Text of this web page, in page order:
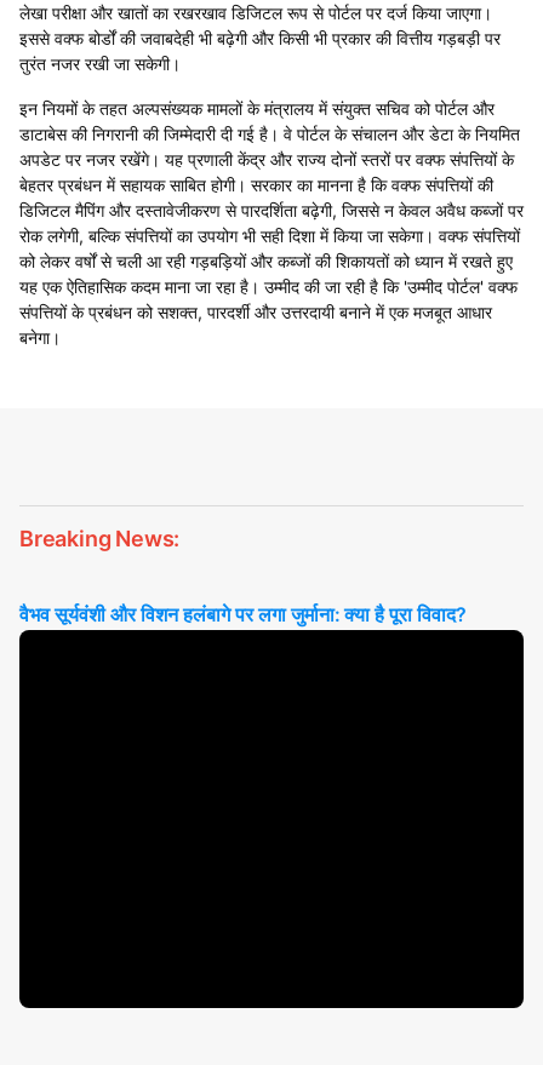
लेखा परीक्षा और खातों का रखरखाव डिजिटल रूप से पोर्टल पर दर्ज किया जाएगा।
इससे वक्फ बोर्डों की जवाबदेही भी बढ़ेगी और किसी भी प्रकार की वित्तीय गड़बड़ी पर
तुरंत नजर रखी जा सकेगी।
इन नियमों के तहत अल्पसंख्यक मामलों के मंत्रालय में संयुक्त सचिव को पोर्टल और
डाटाबेस की निगरानी की जिम्मेदारी दी गई है। वे पोर्टल के संचालन और डेटा के नियमित
अपडेट पर नजर रखेंगे। यह प्रणाली केंद्र और राज्य दोनों स्तरों पर वक्फ संपत्तियों के
बेहतर प्रबंधन में सहायक साबित होगी। सरकार का मानना है कि वक्फ संपत्तियों की
डिजिटल मैपिंग और दस्तावेजीकरण से पारदर्शिता बढ़ेगी, जिससे न केवल अवैध कब्जों पर
रोक लगेगी, बल्कि संपत्तियों का उपयोग भी सही दिशा में किया जा सकेगा। वक्फ संपत्तियों
को लेकर वर्षों से चली आ रही गड़बड़ियों और कब्जों की शिकायतों को ध्यान में रखते हुए
यह एक ऐतिहासिक कदम माना जा रहा है। उम्मीद की जा रही है कि 'उम्मीद पोर्टल' वक्फ
संपत्तियों के प्रबंधन को सशक्त, पारदर्शी और उत्तरदायी बनाने में एक मजबूत आधार
बनेगा।
Breaking News:
वैभव सूर्यवंशी और विशन हलंबागे पर लगा जुर्माना: क्या है पूरा विवाद?